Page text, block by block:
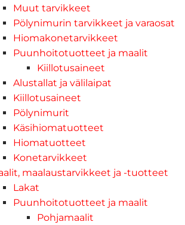
Muut tarvikkeet
Pölynimurin tarvikkeet ja varaosat
Hiomakonetarvikkeet
Puunhoitotuotteet ja maalit
Kiillotusaineet
Alustallat ja välilaipat
Kiillotusaineet
Pölynimurit
Käsihiomatuotteet
Hiomatuotteet
Konetarvikkeet
maalaustarvikkeet ja -tuotteet
Lakat
Puunhoitotuotteet ja maalit
Pohjamaalit